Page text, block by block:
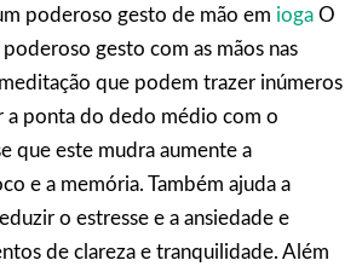
poderoso gesto de mão em ioga O
gesto com as mãos nas
que podem trazer inúmeros
a ponta do dedo médio com o
que este mudra aumente a
e a memória. Também ajuda a
o estresse e a ansiedade e
de clareza e tranquilidade. Além